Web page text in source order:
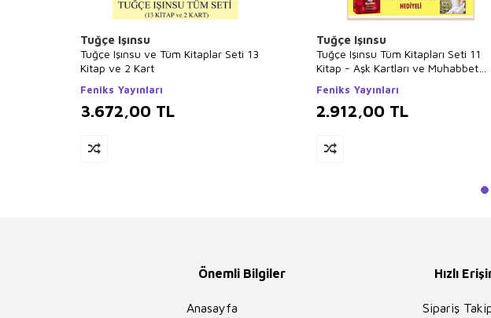
Tuğçe Işınsu
Tuğçe Işınsu ve Tüm Kitaplar Seti 13
Kitap ve 2 Kart
Feniks Yayınları
3.672,00 TL
Tuğçe Işınsu
Tuğçe Işınsu Tüm Kitapları Seti 11
Kitap - Aşk Kartları ve Muhabbet
Feniks Yayınları
2.912,00 TL
Önemli Bilgiler
Anasayfa
Hızlı
Sipariş